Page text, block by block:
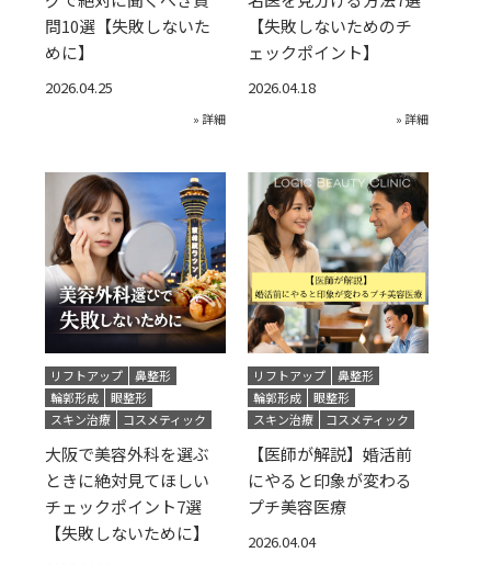
問10選【失敗しないた
めに】
2026.04.25
» 詳細
【失敗しないためのチ
ェックポイント】
2026.04.18
» 詳細
リフトアップ
鼻整形
輪郭形成
眼整形
スキン治療
コスメティック
大阪で美容外科を選ぶ
ときに絶対見てほしい
チェックポイント7選
【失敗しないために】
リフトアップ
鼻整形
輪郭形成
眼整形
スキン治療
コスメティック
【医師が解説】婚活前
にやると印象が変わる
プチ美容医療
2026.04.04